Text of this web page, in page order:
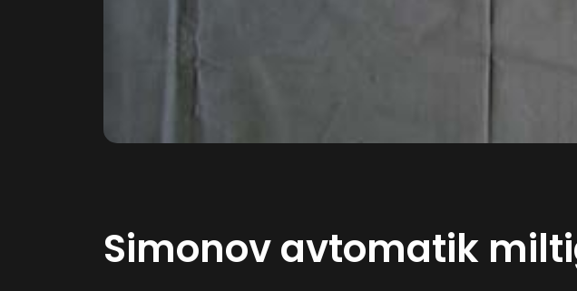
Simonov avtomatik